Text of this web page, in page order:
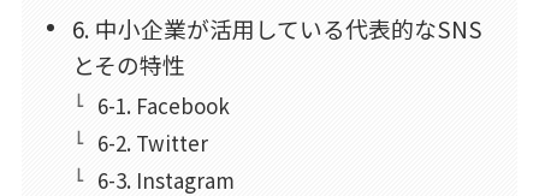
6. 中小企業が活用している代表的なSNS
とその特性
6-1. Facebook
6-2. Twitter
6-3. Instagram